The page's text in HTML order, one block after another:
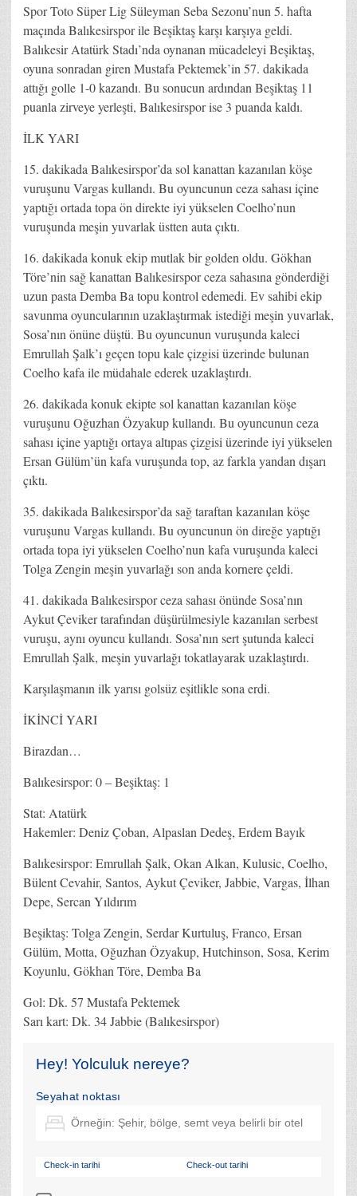
Spor Toto Süper Lig Süleyman Seba Sezonu’nun 5. hafta
maçında Balıkesirspor ile Beşiktaş karşı karşıya geldi.
Balıkesir Atatürk Stadı’nda oynanan mücadeleyi Beşiktaş,
oyuna sonradan giren Mustafa Pektemek’in 57. dakikada
attığı golle 1-0 kazandı. Bu sonucun ardından Beşiktaş 11
puanla zirveye yerleşti, Balıkesirspor ise 3 puanda kaldı.
İLK YARI
15. dakikada Balıkesirspor’da sol kanattan kazanılan köşe
vuruşunu Vargas kullandı. Bu oyuncunun ceza sahası içine
yaptığı ortada topa ön direkte iyi yükselen Coelho’nun
vuruşunda meşin yuvarlak üstten auta çıktı.
16. dakikada konuk ekip mutlak bir golden oldu. Gökhan
Töre’nin sağ kanattan Balıkesirspor ceza sahasına gönderdiği
uzun pasta Demba Ba topu kontrol edemedi. Ev sahibi ekip
savunma oyuncularının uzaklaştırmak istediği meşin yuvarlak,
Sosa’nın önüne düştü. Bu oyuncunun vuruşunda kaleci
Emrullah Şalk’ı geçen topu kale çizgisi üzerinde bulunan
Coelho kafa ile müdahale ederek uzaklaştırdı.
26. dakikada konuk ekipte sol kanattan kazanılan köşe
vuruşunu Oğuzhan Özyakup kullandı. Bu oyuncunun ceza
sahası içine yaptığı ortaya altıpas çizgisi üzerinde iyi yükselen
Ersan Gülüm’ün kafa vuruşunda top, az farkla yandan dışarı
çıktı.
35. dakikada Balıkesirspor’da sağ taraftan kazanılan köşe
vuruşunu Vargas kullandı. Bu oyuncunun ön direğe yaptığı
ortada topa iyi yükselen Coelho’nun kafa vuruşunda kaleci
Tolga Zengin meşin yuvarlağı son anda kornere çeldi.
41. dakikada Balıkesirspor ceza sahası önünde Sosa’nın
Aykut Çeviker tarafından düşürülmesiyle kazanılan serbest
vuruşu, aynı oyuncu kullandı. Sosa’nın sert şutunda kaleci
Emrullah Şalk, meşin yuvarlağı tokatlayarak uzaklaştırdı.
Karşılaşmanın ilk yarısı golsüz eşitlikle sona erdi.
İKİNCİ YARI
Birazdan…
Balıkesirspor: 0 – Beşiktaş: 1
Stat: Atatürk
Hakemler: Deniz Çoban, Alpaslan Dedeş, Erdem Bayık
Balıkesirspor: Emrullah Şalk, Okan Alkan, Kulusic, Coelho,
Bülent Cevahir, Santos, Aykut Çeviker, Jabbie, Vargas, İlhan
Depe, Sercan Yıldırım
Beşiktaş: Tolga Zengin, Serdar Kurtuluş, Franco, Ersan
Gülüm, Motta, Oğuzhan Özyakup, Hutchinson, Sosa, Kerim
Koyunlu, Gökhan Töre, Demba Ba
Gol: Dk. 57 Mustafa Pektemek
Sarı kart: Dk. 34 Jabbie (Balıkesirspor)
Hey! Yolculuk nereye?
Seyahat noktası
Check-in tarihi Check-out tarihi